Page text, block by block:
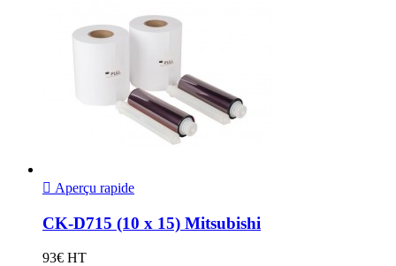
 Aperçu rapide
CK-D715 (10 x 15) Mitsubishi
93€ HT